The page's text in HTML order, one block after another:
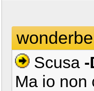
Scusa -
Ma io non